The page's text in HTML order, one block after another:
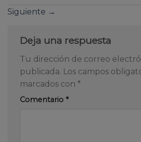
Siguiente →
Deja una respuesta
Tu dirección de correo
publicada. Los campos
marcados con *
Comentario *